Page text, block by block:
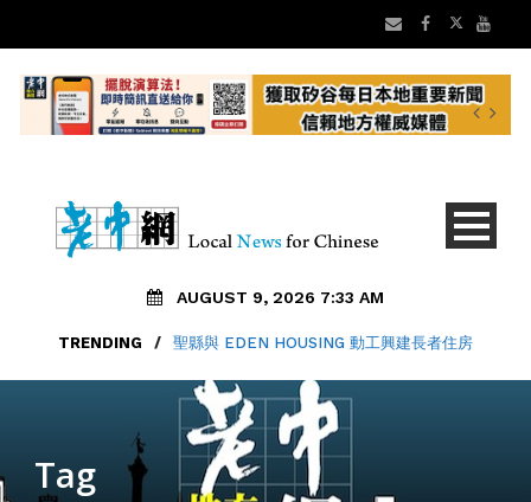
AUGUST 9, 2026 7:33 AM
TRENDING / 聖縣與 EDEN HOUSING 動工興建長者住房
Tag